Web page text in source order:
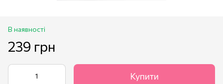
В наявності
239 грн
Купити